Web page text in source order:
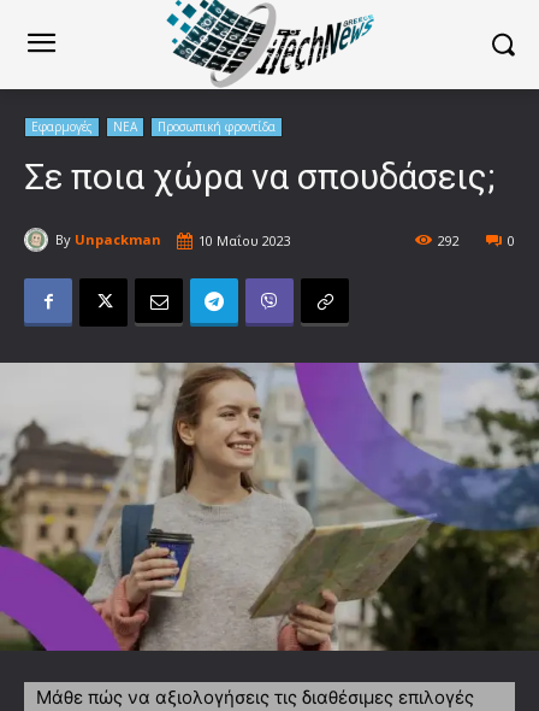
Εφαρμογές ΝΕΑ Προσωπική φροντίδα
Σε ποια χώρα να σπουδάσεις;
By Unpackman 10 Μαΐου 2023 0
292
Μάθε πώς να αξιολογήσεις τις διαθέσιμες επιλογές